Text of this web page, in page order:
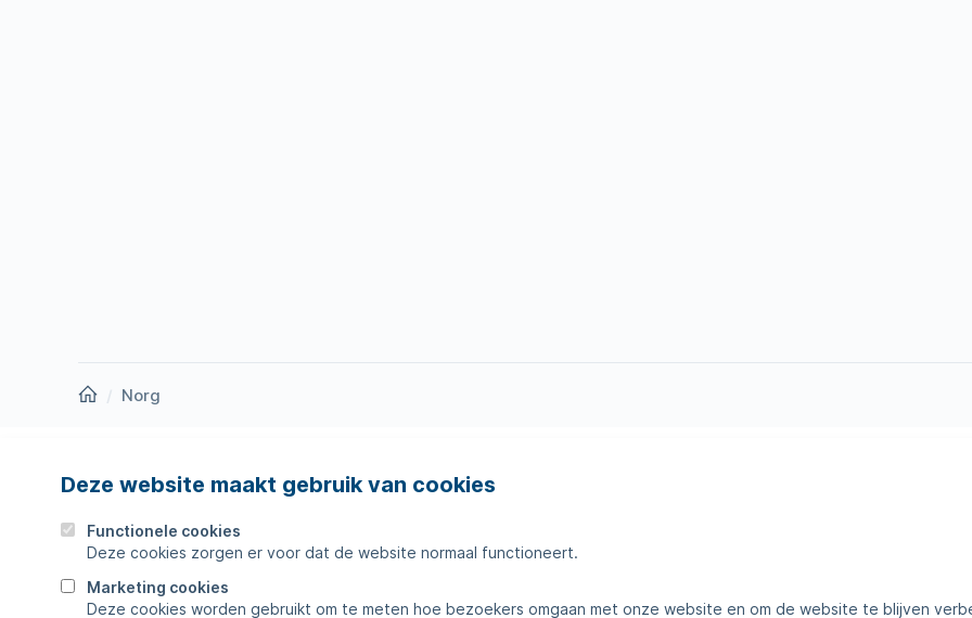
Deze website maakt gebruik van cookies
Functionele cookies
Deze cookies zorgen er voor dat de website normaal functioneert.
Marketing cookies
Deze cookies worden gebruikt om te meten hoe bezoekers omgaan met onze website en om de website te blijven
Homepage
Norg
Nieuws
Werken bij
Zakelijk
Storingen
Veelgestelde vragen